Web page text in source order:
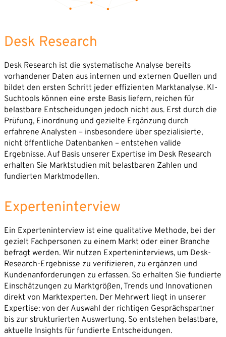
Desk Research
Desk Research ist die systematische Analyse bereits
vorhandener Daten aus internen und externen Quellen und
bildet den ersten Schritt jeder effizienten Marktanalyse. KI-
Suchtools können eine erste Basis liefern, reichen für
belastbare Entscheidungen jedoch nicht aus. Erst durch die
Prüfung, Einordnung und gezielte Ergänzung durch
erfahrene Analysten – insbesondere über spezialisierte,
nicht öffentliche Datenbanken – entstehen valide
Ergebnisse. Auf Basis unserer Expertise im Desk Research
erhalten Sie Marktstudien mit belastbaren Zahlen und
fundierten Marktmodellen.
Experteninterview
Ein Experteninterview ist eine qualitative Methode, bei der
gezielt Fachpersonen zu einem Markt oder einer Branche
befragt werden. Wir nutzen Experteninterviews, um Desk-
Research-Ergebnisse zu verifizieren, zu ergänzen und
Kundenanforderungen zu erfassen. So erhalten Sie fundierte
Einschätzungen zu Marktgrößen, Trends und Innovationen
direkt von Marktexperten. Der Mehrwert liegt in unserer
Expertise: von der Auswahl der richtigen Gesprächspartner
bis zur strukturierten Auswertung. So entstehen belastbare,
aktuelle Insights für fundierte Entscheidungen.